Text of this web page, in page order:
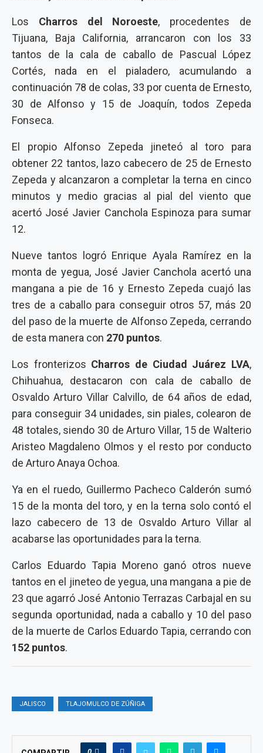
Los Charros del Noroeste, procedentes de
Tijuana, Baja California, arrancaron con los 33
tantos de la cala de caballo de Pascual López
Cortés, nada en el pialadero, acumulando a
continuación 78 de colas, 33 por cuenta de Ernesto,
30 de Alfonso y 15 de Joaquín, todos Zepeda
Fonseca.
El propio Alfonso Zepeda jineteó al toro para
obtener 22 tantos, lazo cabecero de 25 de Ernesto
Zepeda y alcanzaron a completar la terna en cinco
minutos y medio gracias al pial del viento que
acertó José Javier Canchola Espinoza para sumar
12.
Nueve tantos logró Enrique Ayala Ramírez en la
monta de yegua, José Javier Canchola acertó una
mangana a pie de 16 y Ernesto Zepeda cuajó las
tres de a caballo para conseguir otros 57, más 20
del paso de la muerte de Alfonso Zepeda, cerrando
de esta manera con 270 puntos.
Los fronterizos Charros de Ciudad Juárez LVA,
Chihuahua, destacaron con cala de caballo de
Osvaldo Arturo Villar Calvillo, de 64 años de edad,
para conseguir 34 unidades, sin piales, colearon de
48 totales, siendo 30 de Arturo Villar, 15 de Walterio
Aristeo Magdaleno Olmos y el resto por conducto
de Arturo Anaya Ochoa.
Ya en el ruedo, Guillermo Pacheco Calderón sumó
15 de la monta del toro, y en la terna solo contó el
lazo cabecero de 13 de Osvaldo Arturo Villar al
acabarse las oportunidades para la terna.
Carlos Eduardo Tapia Moreno ganó otros nueve
tantos en el jineteo de yegua, una mangana a pie de
23 que agarró José Antonio Terrazas Carbajal en su
segunda oportunidad, nada a caballo y 10 del paso
de la muerte de Carlos Eduardo Tapia, cerrando con
152 puntos.
JALISCO TLAJOMULCO DE ZÚÑIGA